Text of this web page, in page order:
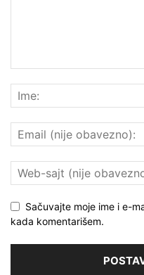
Sačuvajte moje ime i e-
kada komentarišem.